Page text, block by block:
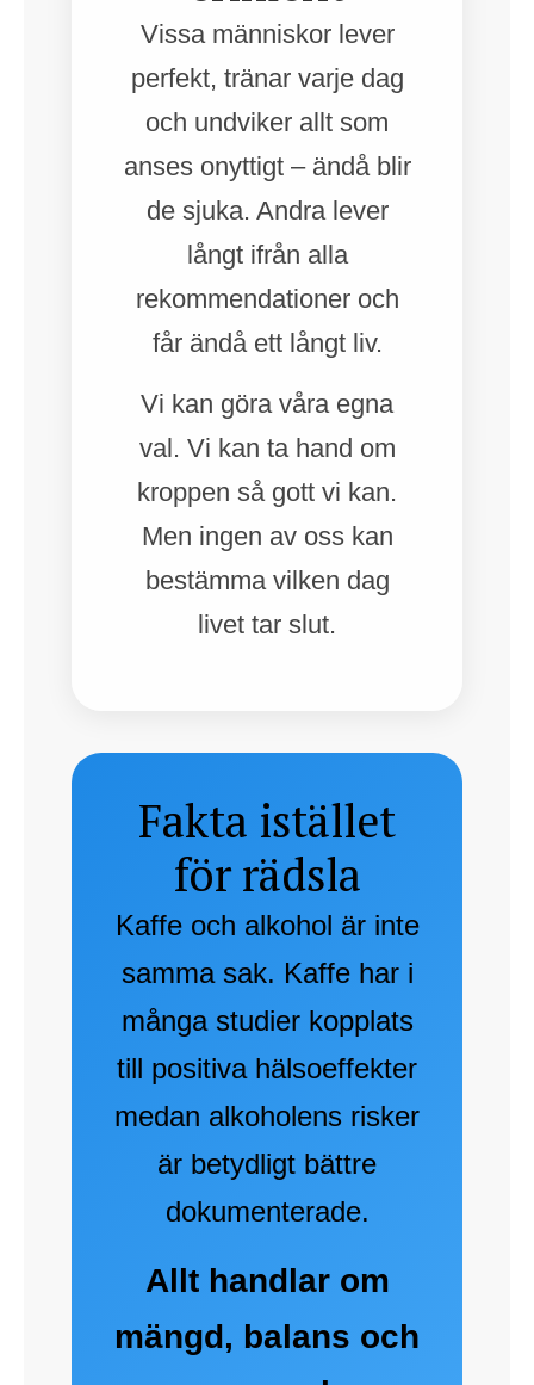
Vissa människor lever
perfekt, tränar varje dag
och undviker allt som
anses onyttigt – ändå blir
de sjuka. Andra lever
långt ifrån alla
rekommendationer och
får ändå ett långt liv.
Vi kan göra våra egna
val. Vi kan ta hand om
kroppen så gott vi kan.
Men ingen av oss kan
bestämma vilken dag
livet tar slut.
Fakta istället
för rädsla
Kaffe och alkohol är inte
samma sak. Kaffe har i
många studier kopplats
till positiva hälsoeffekter
medan alkoholens risker
är betydligt bättre
dokumenterade.
Allt handlar om
mängd, balans och